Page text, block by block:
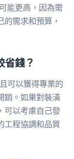
能更高，因為需
需求和預算，
省錢？
可以獲得專業的
銷。如果對裝潢
可以考慮自己發
工程協調和品質